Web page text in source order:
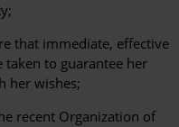
that immediate, effective
taken to guarantee her
her wishes;
recent Organization of